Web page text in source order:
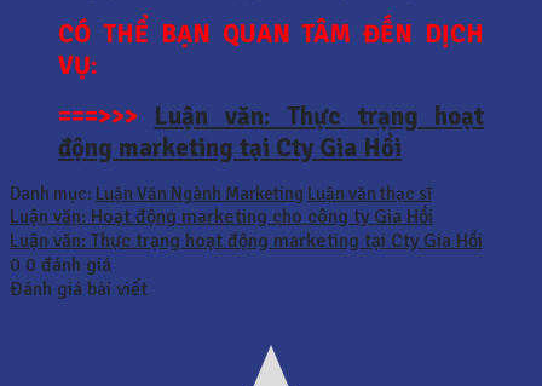
CÓ THỂ BẠN QUAN TÂM ĐẾN DỊCH
VỤ:
===>>> Luận văn: Thực trạng hoạt
động marketing tại Cty Gia Hồi
Danh mục: Luận Văn Ngành Marketing Luận văn thạc sĩ
Luận văn: Hoạt động marketing cho công ty Gia Hồi
Luận văn: Thực trạng hoạt động marketing tại Cty Gia Hồi
0 0 đánh giá
Đánh giá bài viết